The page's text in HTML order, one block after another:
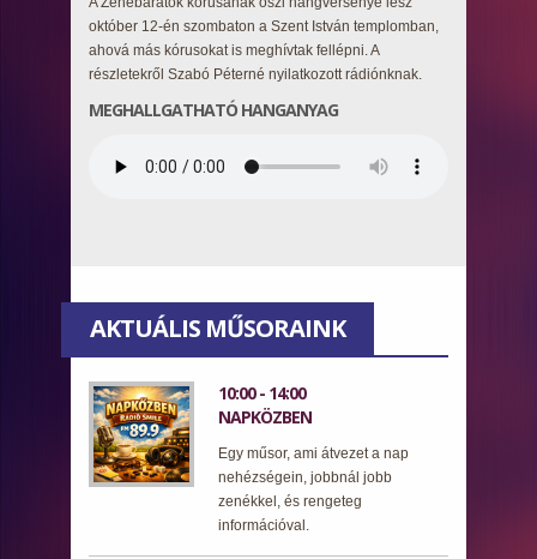
október 12-én szombaton a Szent István templomban,
ahová más kórusokat is meghívtak fellépni. A
részletekről Szabó Péterné nyilatkozott rádiónknak.
MEGHALLGATHATÓ HANGANYAG
AKTUÁLIS MŰSORAINK
10:00 - 14:00
NAPKÖZBEN
Egy műsor, ami átvezet a nap
nehézségein, jobbnál jobb
zenékkel, és rengeteg
információval.